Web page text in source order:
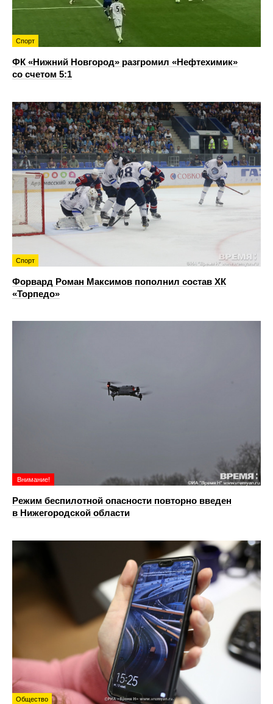
Спорт
ФК «Нижний Новгород» разгромил «Нефтехимик»
со счетом 5:1
Спорт
Форвард Роман Максимов пополнил состав ХК
«Торпедо»
Внимание!
Режим беспилотной опасности повторно введен
в Нижегородской области
Общество